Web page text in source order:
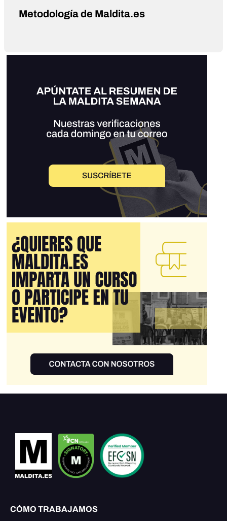
Metodología de Maldita.es
CÓMO TRABAJAMOS